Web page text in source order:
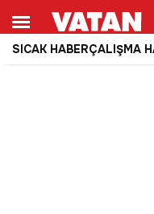
SICAK HABERÇALIŞMA